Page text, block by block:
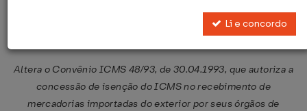
Altera o Convênio ICMS 48/93, de 30.04.1993, que autoriza a
concessão de isenção do ICMS no recebimento de
mercadorias importadas do exterior por seus órgãos de
Li e concordo